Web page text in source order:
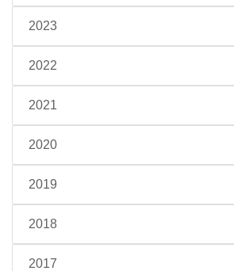
2023
2022
2021
2020
2019
2018
2017